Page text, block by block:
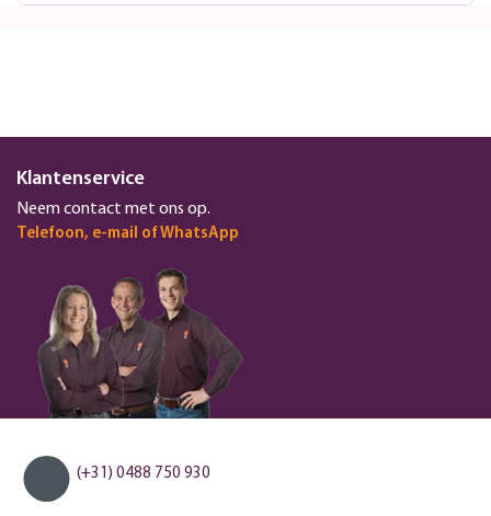
Klantenservice
Neem contact met ons op.
Telefoon, e-mail of WhatsApp
(+31) 0488 750 930